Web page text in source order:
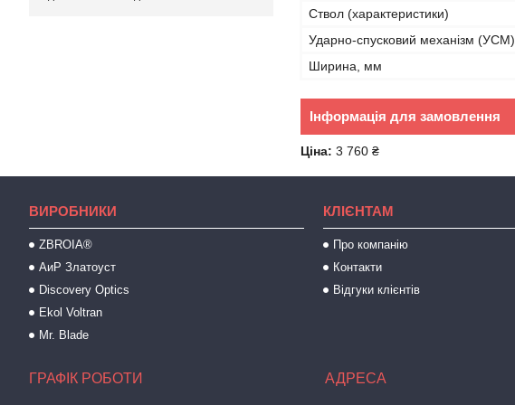
Ствол (характеристики)
Ударно-спусковий механізм (УСМ)
Ширина, мм
Інформація для замовлення
Ціна: 3 760 ₴
ВИРОБНИКИ
ZBROIA®
АиР Златоуст
Discovery Optics
Ekol Voltran
Mr. Blade
КЛІЄНТАМ
Про компанію
Контакти
Відгуки клієнтів
ГРАФІК РОБОТИ